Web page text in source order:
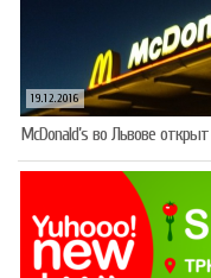
19.12.2016
McDonald’s во Львове